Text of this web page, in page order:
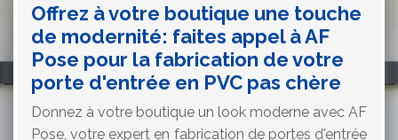
Offrez à votre boutique une touche
de modernité: faites appel à AF
Pose pour la fabrication de votre
porte d'entrée en PVC pas chère
Donnez à votre boutique un look moderne avec AF
Pose, votre expert en fabrication de portes d'entrée